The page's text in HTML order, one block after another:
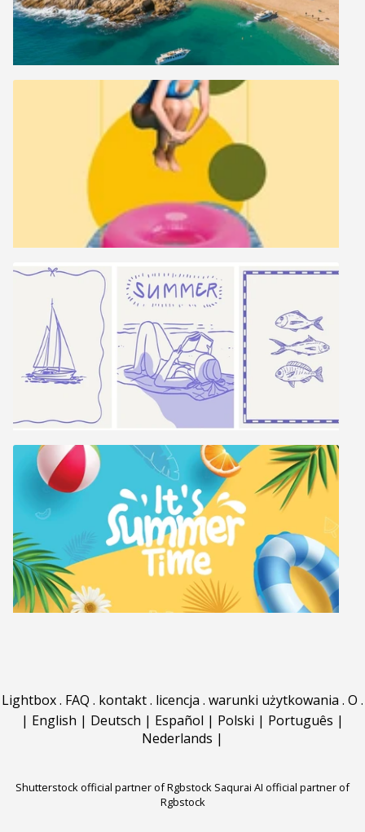
Lightbox. FAQ . kontakt. licencja . warunki użytkowania . O .
| English | Deutsch | Español | Polski | Português |
Nederlands |
Shutterstock official partner of Rgbstock Saqurai AI official partner of
Rgbstock